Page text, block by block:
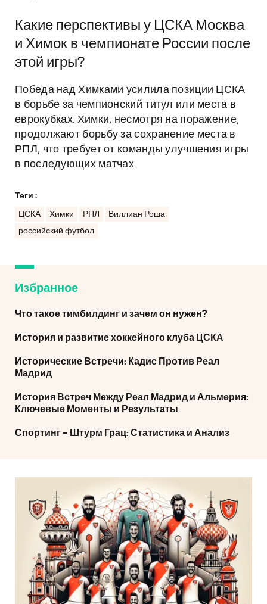
Какие перспективы у ЦСКА Москва
и Химок в чемпионате России после
этой игры?
Победа над Химками усилила позиции ЦСКА
в борьбе за чемпионский титул или места в
еврокубках. Химки, несмотря на поражение,
продолжают борьбу за сохранение места в
РПЛ, что требует от команды улучшения игры
в последующих матчах.
Теги :
ЦСКА Химки РПЛ
Виллиан Роша
российский футбол
Избранное
Что такое тимбилдинг и зачем он нужен?
История и развитие хоккейного клуба ЦСКА
Исторические Встречи: Кадис Против Реал
Мадрид
История Встреч Между Реал Мадрид и Альмерия:
Ключевые Моменты и Результаты
Спортинг – Штурм Грац: Статистика и Анализ